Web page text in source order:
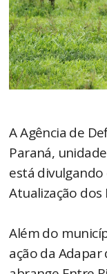
A Agência de
Paraná,
está
Atualização dos
Além do
ação da